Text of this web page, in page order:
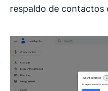
respaldo de contactos